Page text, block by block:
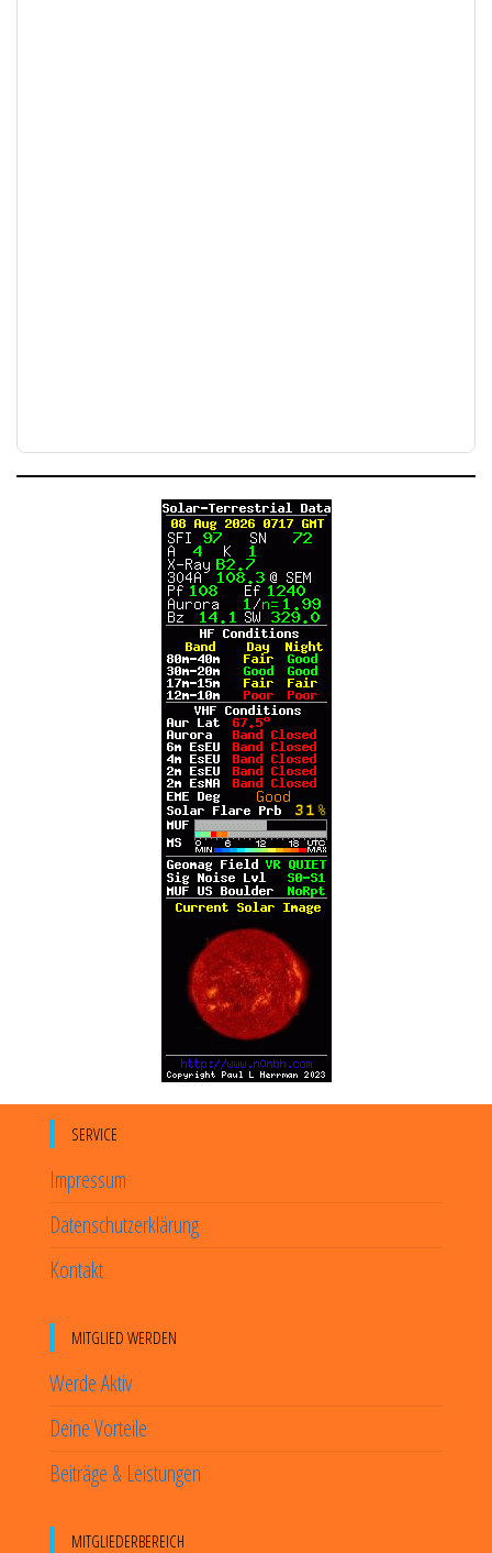
SERVICE
Impressum
Datenschutzerklärung
Kontakt
MITGLIED WERDEN
Werde Aktiv
Deine Vorteile
Beiträge & Leistungen
MITGLIEDERBEREICH